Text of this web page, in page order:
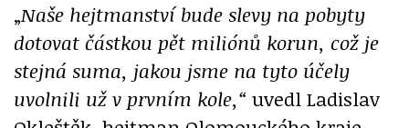
„Naše hejtmanství bude slevy na pobyty
dotovat částkou pět miliónů korun, což je
stejná suma, jakou jsme na tyto účely
uvolnili už v prvním kole,“ uvedl Ladislav